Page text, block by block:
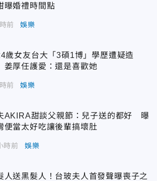
曝婚禮時間點
前 娛樂
歲女友台大「3碩1博」學歷遭疑造
厚任護愛：還是喜歡她
前 娛樂
AKIRA甜談父親節：兒子送的都好 曝
便當太好吃讓後輩搞壞肚
時前 娛樂
人送黑髮人！台玻夫人首發聲曝喪子之